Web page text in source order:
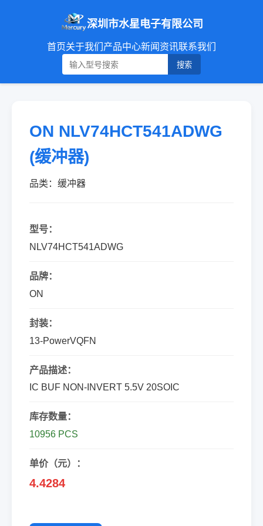
深圳市水星电子有限公司
首页关于我们 产品中心新闻资讯联系我们
搜索
ON NLV74HCT541ADWG
(缓冲器)
品类：缓冲器
型号：
NLV74HCT541ADWG
品牌：
ON
封装：
13-PowerVQFN
产品描述：
IC BUF NON-INVERT 5.5V 20SOIC
库存数量：
10956 PCS
单价（元）：
4.4284